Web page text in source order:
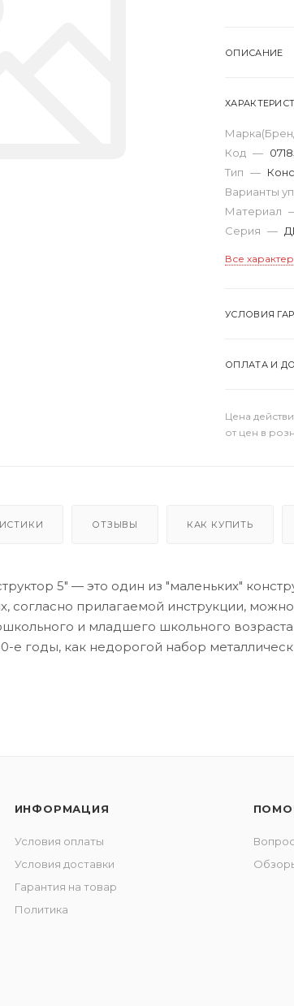
ОПИСАНИЕ
Код —
Тип —
Варианты
Материал
Серия —
Все
УСЛОВИЯ
ОПЛАТА И
Цена
от цен в
ОТЗЫВЫ КАК КУПИТЬ
5" — это один из "маленьких"
согласно прилагаемой инструкции,
и младшего школьного
е годы, как недорогой набор
ИНФОРМАЦИЯ
Условия оплаты
Условия доставки
Гарантия на товар
Политика